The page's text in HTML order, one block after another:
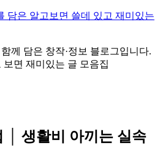
담은 알고보면 쓸데 있고 재미있는
께 담은 창작·정보 블로그입니다.
면 재미있는 글 모음집
│ 생활비 아끼는 실속